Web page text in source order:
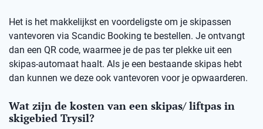
Het is het makkelijkst en voordeligste om je skipassen
vantevoren via Scandic Booking te bestellen. Je ontvangt
dan een QR code, waarmee je de pas ter plekke uit een
skipas-automaat haalt. Als je een bestaande skipas hebt
dan kunnen we deze ook vantevoren voor je opwaarderen.
Wat zijn de kosten van een skipas/ liftpas in
skigebied Trysil?